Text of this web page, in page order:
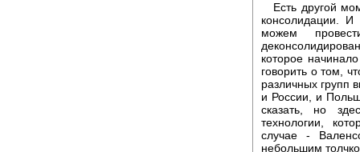
Есть другой
консолидации.
можем
которое
говорить о том,
различных групп
и России, и
сказать, но
технологии,
случае -
небольшим